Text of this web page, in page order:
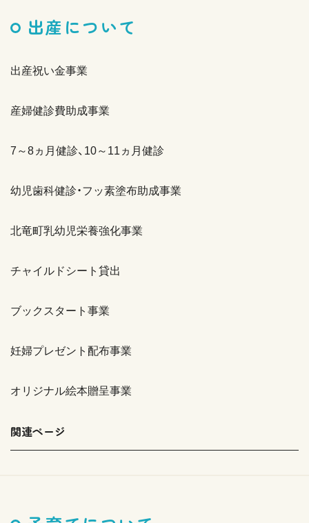
出産について
出産祝い金事業
産婦健診費助成事業
7～8ヵ月健診、10～11ヵ月健診
幼児歯科健診・フッ素塗布助成事業
北竜町乳幼児栄養強化事業
チャイルドシート貸出
ブックスタート事業
妊婦プレゼント配布事業
オリジナル絵本贈呈事業
関連ページ